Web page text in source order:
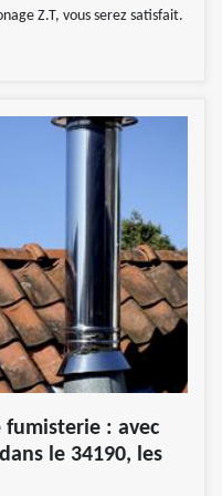
Z.T, vous serez satisfait.
: avec
le 34190, les